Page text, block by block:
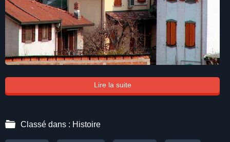
Lire la suite
Classé dans : Histoire